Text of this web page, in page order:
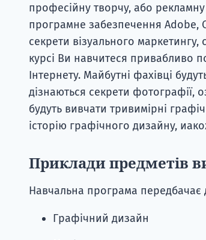
професійну творчу, або
програмне забезпечення Adobe,
секрети візуального
курсі Ви навчитеся привабливо
Інтернету. Майбутні фахівці
дізнаються секрети фотографії,
будуть вивчати тривимірні
історію графічного дизайну,
Приклади предметів
Навчальна програма передбачає
Графічний дизайн